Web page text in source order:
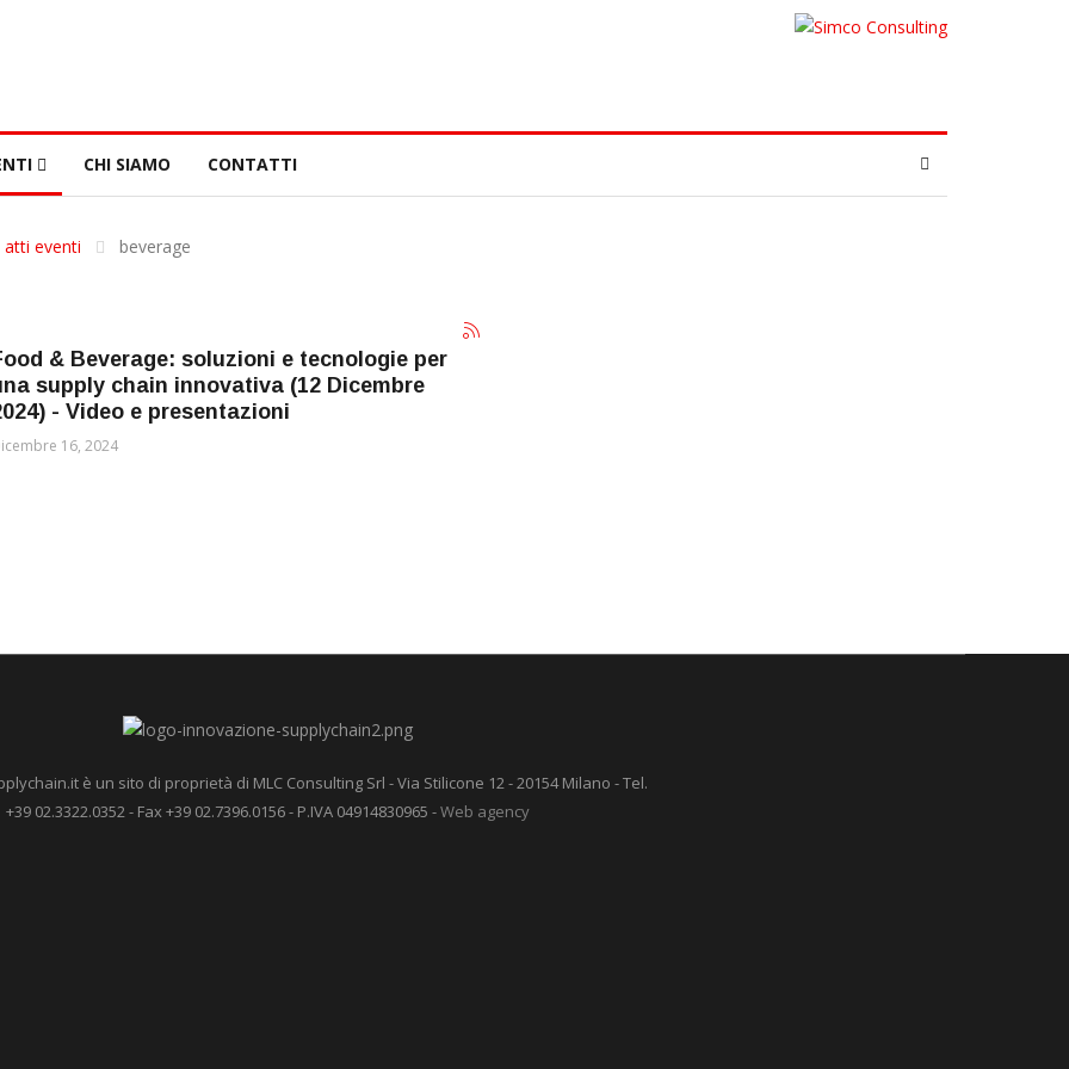
CHI SIAMO CONTATTI
atti eventi beverage
& Beverage: soluzioni e tecnologie per
supply chain innovativa (12 Dicembre
- Video e presentazioni
16, 2024
è un sito di proprietà di MLC Consulting Srl - Via Stilicone 12 - 20154 Milano - Tel.
+39 02.3322.0352 - Fax +39 02.7396.0156 - P.IVA 04914830965 -Web agency